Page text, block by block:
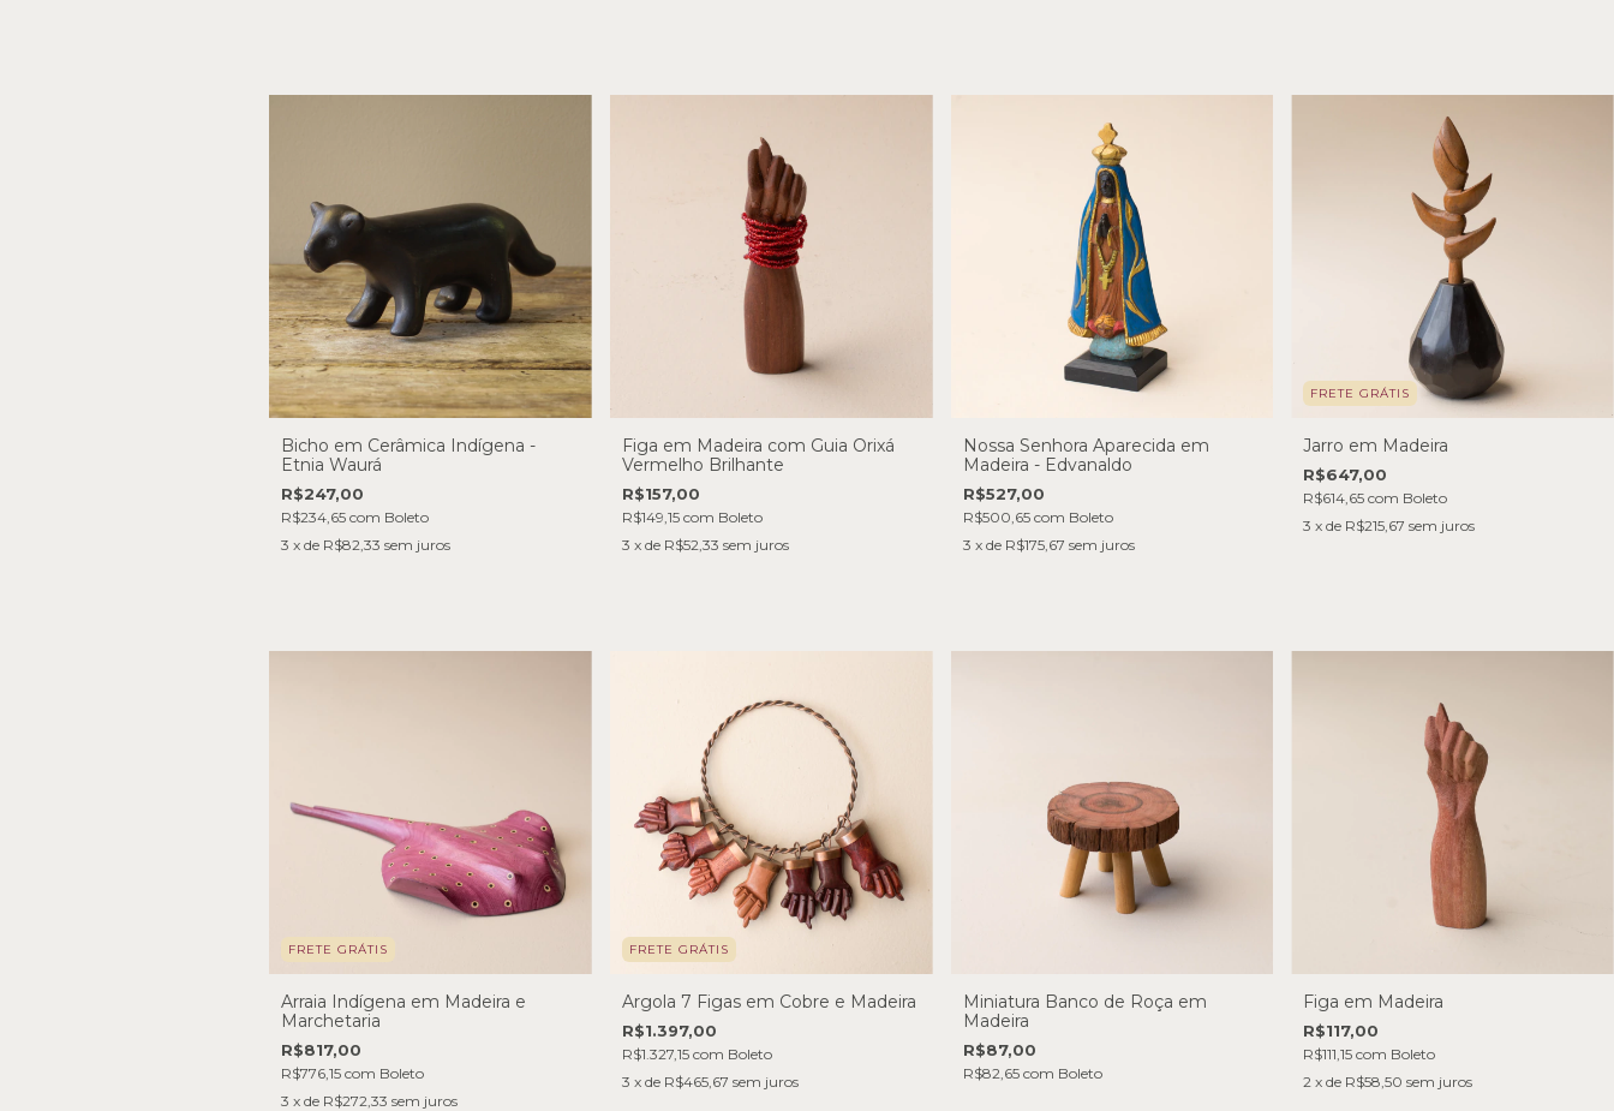
Bicho em Cerâmica Indígena -
Etnia Waurá
R$247,00
R$234,65 com Boleto
3 x de R$82,33 sem juros
Figa em Madeira com Guia Orixá
Vermelho Brilhante
R$157,00
R$149,15 com Boleto
3 x de R$52,33 sem juros
Nossa Senhora Aparecida em
Madeira - Edvanaldo
R$527,00
R$500,65 com Boleto
3 x de R$175,67 sem juros
FRETE GRÁTIS
Jarro em Madeira
R$647,00
R$614,65com Boleto
3 x de R$215,67 sem juros
FRETE GRÁTIS
Arraia Indígena em Madeira e
Marchetaria
R$817,00
R$776,15 com Boleto
3 x de R$272,33 sem juros
FRETE GRÁTIS
Argola 7 Figas em Cobre e Madeira
R$1.397,00
R$1.327,15 com Boleto
3 x de R$465,67 sem juros
Miniatura Banco de Roça em
Madeira
R$87,00
R$82,65 com Boleto
Figa em Madeira
R$117,00
R$111,15com Boleto
2 x de R$58,50 sem juros